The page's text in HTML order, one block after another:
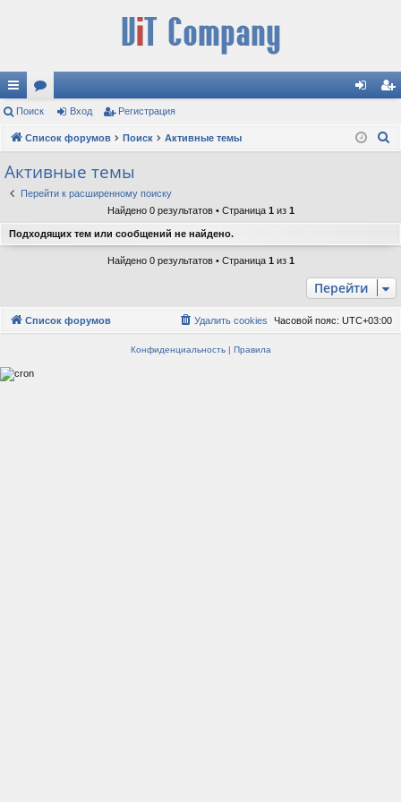
с
ы
лк
и
ор
ум д ис
Поиск Вход Регистрация
Список форумов Поиск Активные темы
Активные темы
Перейти к расширенному поиску
Найдено 0 результатов • Страница 1 из 1
Подходящих тем или сообщений не найдено.
Найдено 0 результатов • Страница 1 из 1
Перейти
Список форумов Часовой пояс: UTC+03:00
Удалить cookies
Конфиденциальность| Правила